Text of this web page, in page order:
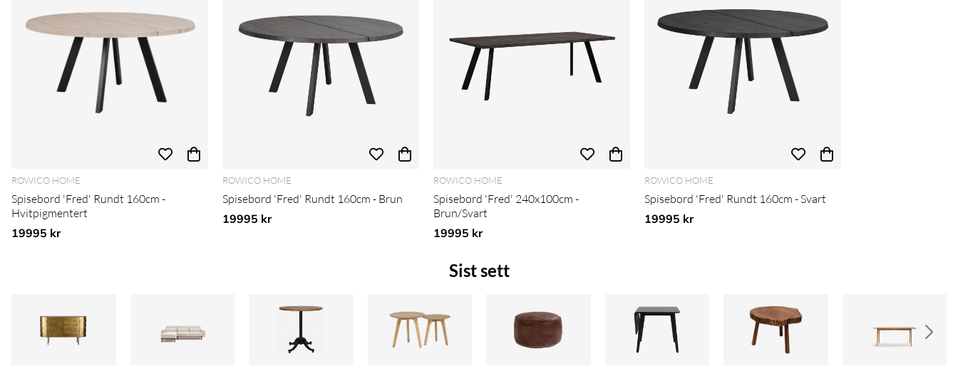
ROWICO HOME
Spisebord 'Fred' Rundt 160cm -
Hvitpigmentert
19995 kr
ROWICO HOME
Spisebord 'Fred' Rundt 160cm - Brun
19995 kr
ROWICO HOME
Spisebord 'Fred' 240x100cm -
Brun/Svart
19995 kr
ROWICO HOME
Spisebord 'Fred' Rundt 160cm - Svart
19995 kr
Sist sett